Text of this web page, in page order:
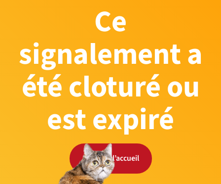
Ce
signalement a
été cloturé ou
est expiré
Retour à l’accueil